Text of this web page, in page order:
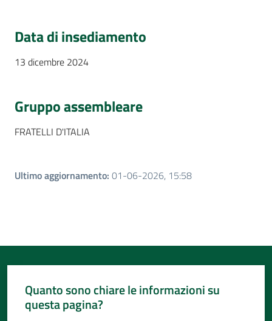
Data di insediamento
13 dicembre 2024
Gruppo assembleare
FRATELLI D'ITALIA
Ultimo aggiornamento: 01-06-2026, 15:58
Quanto sono chiare le informazioni su
questa pagina?